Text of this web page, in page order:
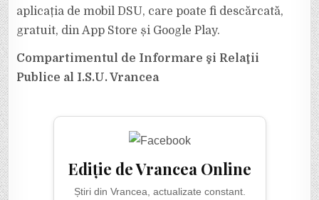
aplicația de mobil DSU, care poate fi descărcată,
gratuit, din App Store și Google Play.
Compartimentul de Informare şi Relaţii
Publice al I.S.U. Vrancea
Ediție de Vrancea Online
Știri din Vrancea, actualizate constant.